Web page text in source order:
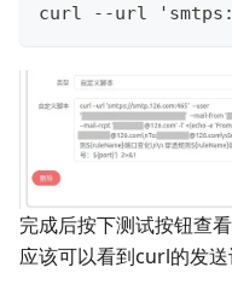
curl --url 'smtps://
完成后按下测试按钮查
应该可以看到curl的发